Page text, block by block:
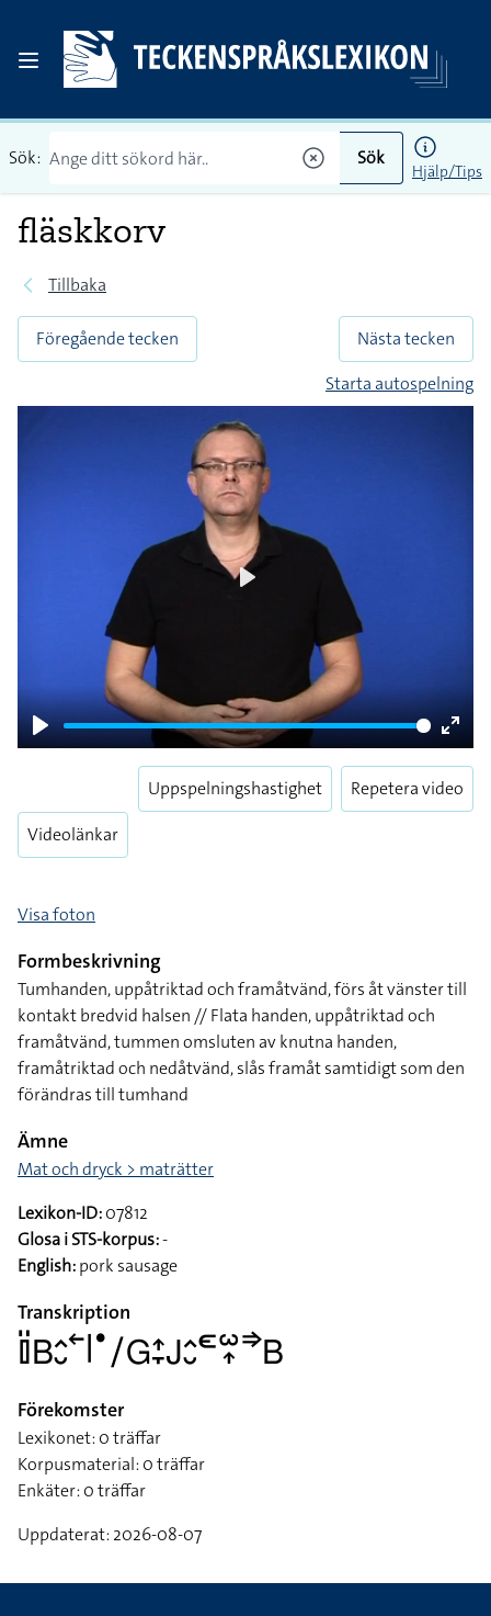
Sök: Sök
Hjälp/Tips
fläskkorv
Tillbaka
Föregående tecken
Nästa tecken
Starta autospelning
Play
Enter
Videolänkar
Uppspelningshastighet Repetera video
Visa foton
Formbeskrivning
Tumhanden, uppåtriktad och framåtvänd, förs åt vänster till
kontakt bredvid halsen // Flata handen, uppåtriktad och
framåtvänd, tummen omsluten av knutna handen,
framåtriktad och nedåtvänd, slås framåt samtidigt som den
förändras till tumhand
Ämne
Mat och dryck > maträtter
Lexikon-ID:07812
Glosa i STS-korpus:-
English:pork sausage
Transkription
􌤞􌤺􌤧􌤵􌤷􌥢􌥼􌤟􌥠􌤦􌤴􌥙􌤢􌤵􌤷􌥭􌥱􌥾􌦆􌤧
Förekomster
Lexikonet: 0 träffar
Korpusmaterial: 0 träffar
Enkäter: 0 träffar
Uppdaterat: 2026-08-07